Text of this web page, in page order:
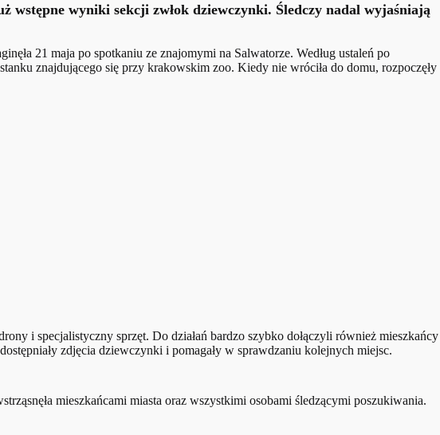
wyniki sekcji zwłok dziewczynki. Śledczy nadal wyjaśniają
21 maja po spotkaniu ze znajomymi na Salwatorze. Według ustaleń po
znajdującego się przy krakowskim zoo. Kiedy nie wróciła do domu, rozpoczęły
i specjalistyczny sprzęt. Do działań bardzo szybko dołączyli również mieszkańcy
zdjęcia dziewczynki i pomagały w sprawdzaniu kolejnych miejsc.
mieszkańcami miasta oraz wszystkimi osobami śledzącymi poszukiwania.